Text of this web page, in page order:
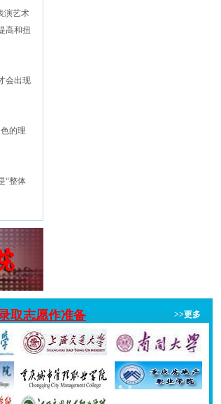
演艺术
高和扭
会出现
的理
“整体
取志愿作准备 >>更多